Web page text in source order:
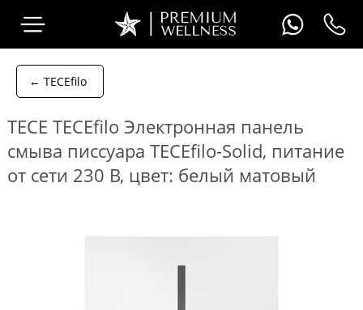
← TECEfilo
TECE TECEfilo Электронная панель
смыва писсуара TECEfilo-Solid, питание
от сети 230 В, цвет: белый матовый